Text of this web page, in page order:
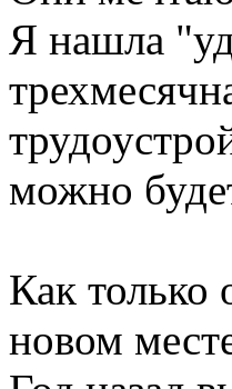
Я нашла
можно
Как только
новом